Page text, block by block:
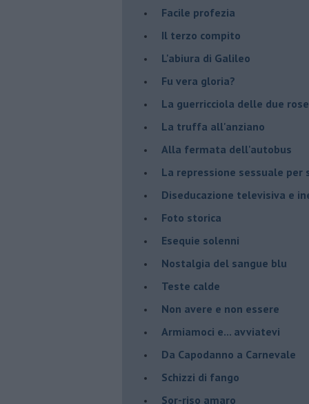
Facile profezia
Il terzo compito
L'abiura di Galileo
Fu vera gloria?
La guerricciola delle due rose
La truffa all'anziano
Alla fermata dell'autobus
La repressione sessuale per
Diseducazione televisiva e
Foto storica
Esequie solenni
Nostalgia del sangue blu
Teste calde
Non avere e non essere
Armiamoci e... avviatevi
Da Capodanno a Carnevale
Schizzi di fango
Sor-riso amaro